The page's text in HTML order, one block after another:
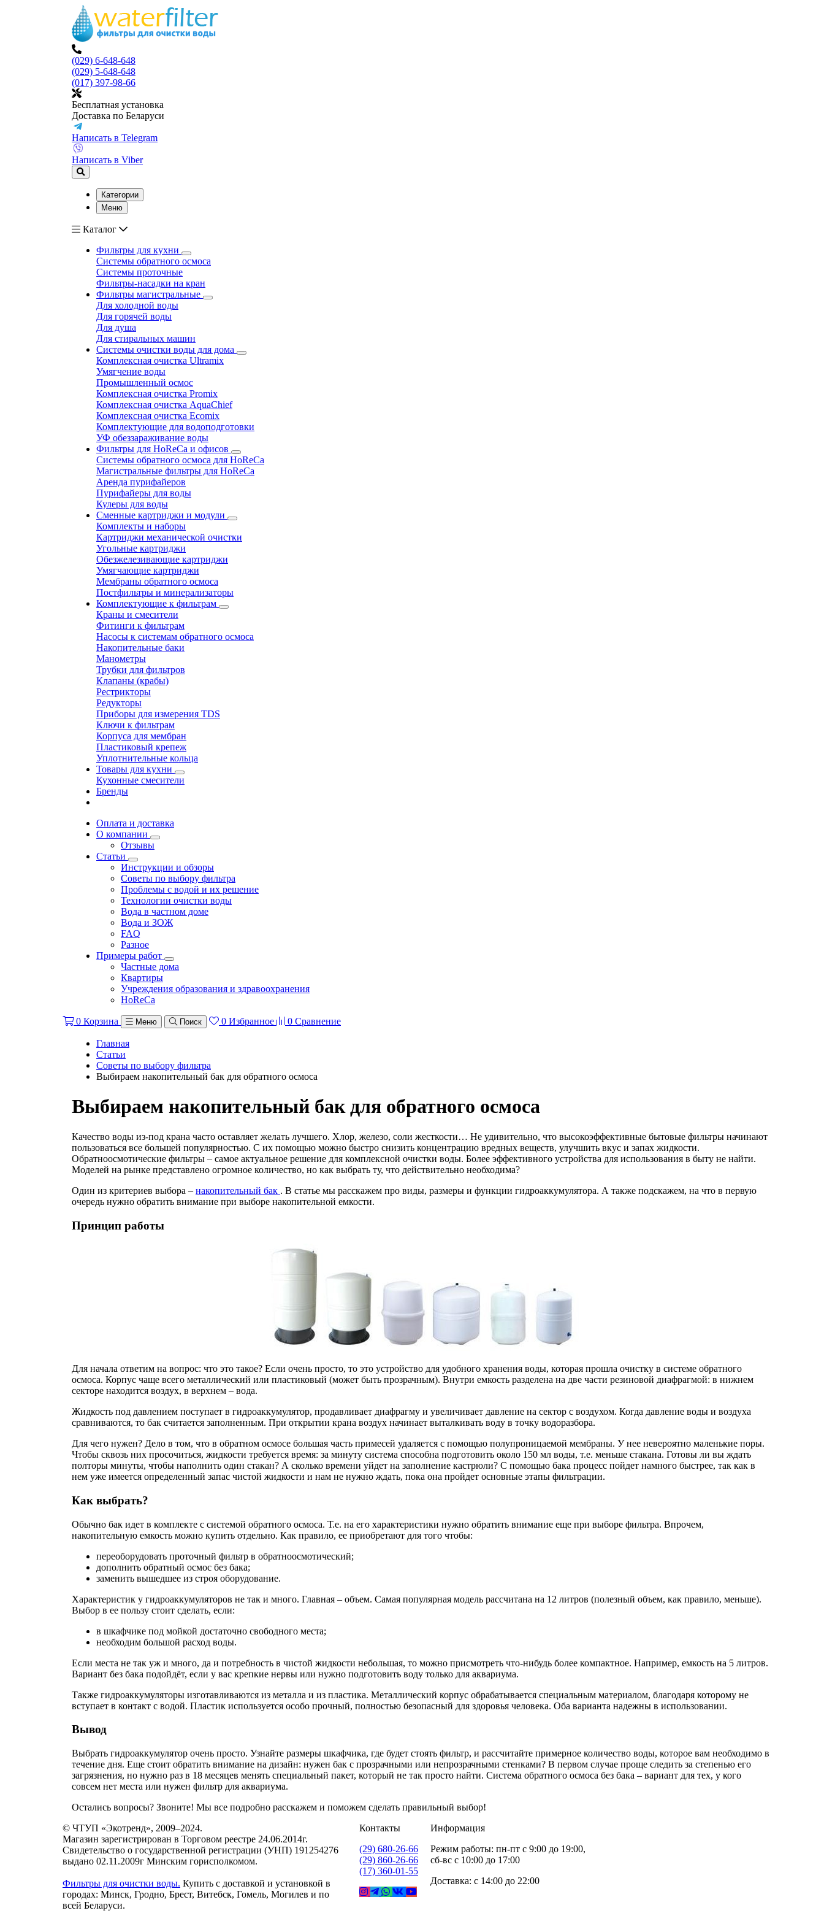
(029) 6-648-648
(029) 5-648-648
(017) 397-98-66
Бесплатная установка
Доставка по Беларуси
Написать в Telegram
Написать в Viber
Категории
Меню
Каталог
Фильтры для кухни
Системы обратного осмоса
Системы проточные
Фильтры-насадки на кран
Фильтры магистральные
Для холодной воды
Для горячей воды
Для душа
Для стиральных машин
Системы очистки воды для дома
Комплексная очистка Ultramix
Умягчение воды
Промышленный осмос
Комплексная очистка Promix
Комплексная очистка AquaChief
Комплексная очистка Ecomix
Комплектующие для водоподготовки
УФ обеззараживание воды
Фильтры для HoReCa и офисов
Системы обратного осмоса для HoReCa
Магистральные фильтры для HoReCa
Аренда пурифайеров
Пурифайеры для воды
Кулеры для воды
Сменные картриджи и модули
Комплекты и наборы
Картриджи механической очистки
Угольные картриджи
Обезжелезивающие картриджи
Умягчающие картриджи
Мембраны обратного осмоса
Постфильтры и минерализаторы
Комплектующие к фильтрам
Краны и смесители
Фитинги к фильтрам
Насосы к системам обратного осмоса
Накопительные баки
Манометры
Трубки для фильтров
Клапаны (крабы)
Рестрикторы
Редукторы
Приборы для измерения TDS
Ключи к фильтрам
Корпуса для мембран
Пластиковый крепеж
Уплотнительные кольца
Товары для кухни
Кухонные смесители
Бренды
Оплата и доставка
О компании
Отзывы
Статьи
Инструкции и обзоры
Советы по выбору фильтра
Проблемы с водой и их решение
Технологии очистки воды
Вода в частном доме
Вода и ЗОЖ
FAQ
Разное
Примеры работ
Частные дома
Квартиры
Учреждения образования и здравоохранения
HoReCa
0 Корзина Меню Поиск 0 Избранное 0 Сравнение
Главная
Статьи
Советы по выбору фильтра
Выбираем накопительный бак для обратного осмоса
Выбираем накопительный бак для обратного осмоса
Качество воды из-под крана часто оставляет желать лучшего. Хлор, железо, соли жесткости… Не удивительно, что высокоэффективные бытовые фильтры начинают
пользоваться все большей популярностью. С их помощью можно быстро снизить концентрацию вредных веществ, улучшить вкус и запах жидкости.
Обратноосмотические фильтры – самое актуальное решение для комплексной очистки воды. Более эффективного устройства для использования в быту не найти.
Моделей на рынке представлено огромное количество, но как выбрать ту, что действительно необходима?
Один из критериев выбора – накопительный бак . В статье мы расскажем про виды, размеры и функции гидроаккумулятора. А также подскажем, на что в первую
очередь нужно обратить внимание при выборе накопительной емкости.
Принцип работы
Для начала ответим на вопрос: что это такое? Если очень просто, то это устройство для удобного хранения воды, которая прошла очистку в системе обратного
осмоса. Корпус чаще всего металлический или пластиковый (может быть прозрачным). Внутри емкость разделена на две части резиновой диафрагмой: в нижнем
секторе находится воздух, в верхнем – вода.
Жидкость под давлением поступает в гидроаккумулятор, продавливает диафрагму и увеличивает давление на сектор с воздухом. Когда давление воды и воздуха
сравниваются, то бак считается заполненным. При открытии крана воздух начинает выталкивать воду в точку водоразбора.
Для чего нужен? Дело в том, что в обратном осмосе большая часть примесей удаляется с помощью полупроницаемой мембраны. У нее невероятно маленькие поры.
Чтобы сквозь них просочиться, жидкости требуется время: за минуту система способна подготовить около 150 мл воды, т.е. меньше стакана. Готовы ли вы ждать
полторы минуты, чтобы наполнить один стакан? А сколько времени уйдет на заполнение кастрюли? С помощью бака процесс пойдет намного быстрее, так как в
нем уже имеется определенный запас чистой жидкости и нам не нужно ждать, пока она пройдет основные этапы фильтрации.
Как выбрать?
Обычно бак идет в комплекте с системой обратного осмоса. Т.е. на его характеристики нужно обратить внимание еще при выборе фильтра. Впрочем,
накопительную емкость можно купить отдельно. Как правило, ее приобретают для того чтобы:
переоборудовать проточный фильтр в обратноосмотический;
дополнить обратный осмос без бака;
заменить вышедшее из строя оборудование.
Характеристик у гидроаккумуляторов не так и много. Главная – объем. Самая популярная модель рассчитана на 12 литров (полезный объем, как правило, меньше).
Выбор в ее пользу стоит сделать, если:
в шкафчике под мойкой достаточно свободного места;
необходим большой расход воды.
Если места не так уж и много, да и потребность в чистой жидкости небольшая, то можно присмотреть что-нибудь более компактное. Например, емкость на 5 литров.
Вариант без бака подойдёт, если у вас крепкие нервы или нужно подготовить воду только для аквариума.
Также гидроаккумуляторы изготавливаются из металла и из пластика. Металлический корпус обрабатывается специальным материалом, благодаря которому не
вступает в контакт с водой. Пластик используется особо прочный, полностью безопасный для здоровья человека. Оба варианта надежны в использовании.
Вывод
Выбрать гидроаккумулятор очень просто. Узнайте размеры шкафчика, где будет стоять фильтр, и рассчитайте примерное количество воды, которое вам необходимо в
течение дня. Еще стоит обратить внимание на дизайн: нужен бак с прозрачными или непрозрачными стенками? В первом случае проще следить за степенью его
загрязнения, но нужно раз в 18 месяцев менять специальный пакет, который не так просто найти. Система обратного осмоса без бака – вариант для тех, у кого
совсем нет места или нужен фильтр для аквариума.
Остались вопросы? Звоните! Мы все подробно расскажем и поможем сделать правильный выбор!
© ЧТУП «Экотренд», 2009–2024.
Магазин зарегистрирован в Торговом реестре 24.06.2014г.
Свидетельство о государственной регистрации (УНП) 191254276
выдано 02.11.2009г Минским горисполкомом.
Фильтры для очистки воды. Купить с доставкой и установкой в
городах: Минск, Гродно, Брест, Витебск, Гомель, Могилев и по
всей Беларуси.
Контакты
(29) 680-26-66
(29) 860-26-66
(17) 360-01-55
Информация
Режим работы: пн-пт с 9:00 до 19:00,
сб-вс с 10:00 до 17:00
Доставка: с 14:00 до 22:00